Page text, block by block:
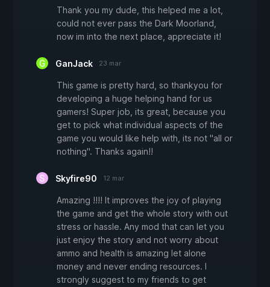
Thank you my dude, this helped me a lot,
could not ever pass the Dark Moorland,
now im into the next place, appreciate it!
GanJack 23 mar
This game is pretty hard, so thankyou for
developing a huge helping hand for us
gamers! Super job, its great, because you
get to pick what individual aspects of the
game you would like help with, its not "all or
nothing". Thanks again!!
Skyfire90 12 mar
Amazing !!!! It improves the joy of playing
the game and get the whole story with out
stress or hassle. Any mod that can let you
just enjoy the story and not worry about
ammo and health is amazing let alone
money and never ending resources. I
strongly suggest to my friends to get